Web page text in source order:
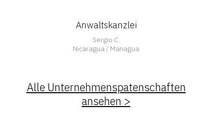
Anwaltskanzlei
Sergio C.
Nicaragua / Managua
Alle Unternehmenspatenschaften
ansehen >